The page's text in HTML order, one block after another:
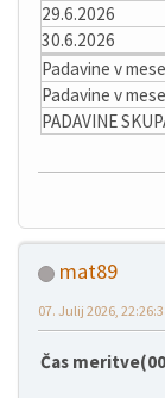
29.6.2026
30.6.2026
Padavine v
Padavine v
PADAVINE
mat89
07. Julij 2026,
Čas